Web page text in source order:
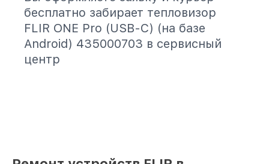
бесплатно забирает тепловизор
FLIR ONE Pro (USB-C) (на базе
Android) 435000703 в сервисный
центр